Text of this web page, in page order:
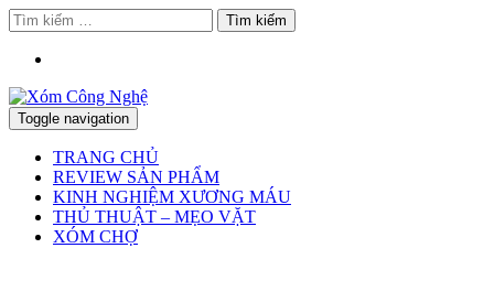
Tìm
kiếm
cho:
Toggle navigation
TRANG CHỦ
REVIEW SẢN PHẨM
KINH NGHIỆM XƯƠNG MÁU
THỦ THUẬT – MẸO VẶT
XÓM CHỢ